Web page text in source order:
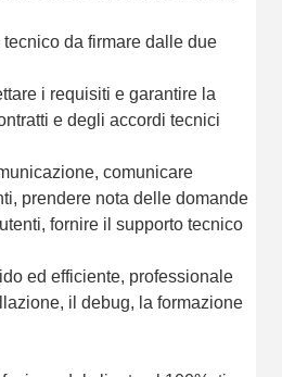
da firmare dalle due
i requisiti e garantire la
e degli accordi tecnici
comunicare
prendere nota delle domande
fornire il supporto tecnico
ed efficiente, professionale
il debug, la formazione